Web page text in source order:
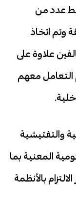
عدد من
وتم اتخاذ
علاوة على
معهم
والتفتيشية
المعنية بما
بالأنظمة